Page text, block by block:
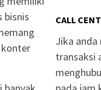
bisnis
konter
CALL
Jika anda
transaksi